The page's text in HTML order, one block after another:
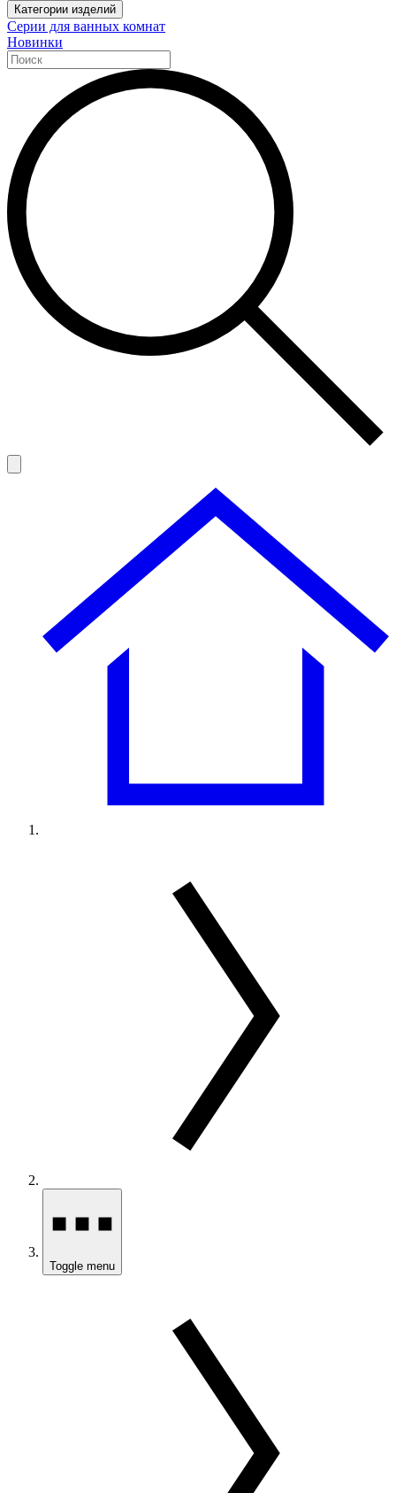
Категории изделий
Серии для ванных комнат
Новинки
Toggle menu